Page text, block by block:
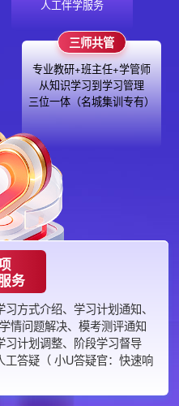
人工伴学服务
三师共管
专业教研+班主任+学管师
从知识学习到学习管理
三位一体（名城集训专有）
务
方式介绍、学习计划通知、
情问题解决、模考测评通知
习计划调整、阶段学习督导
工答疑（ 小U答疑官：快速响